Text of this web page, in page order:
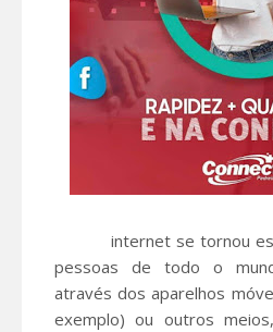
internet se tornou
pessoas de todo o
através dos aparelhos
exemplo) ou outros